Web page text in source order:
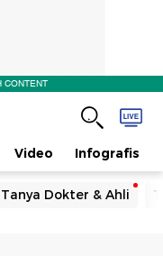
CONTENT
Video Infografis
Tanya Dokter & Ahli